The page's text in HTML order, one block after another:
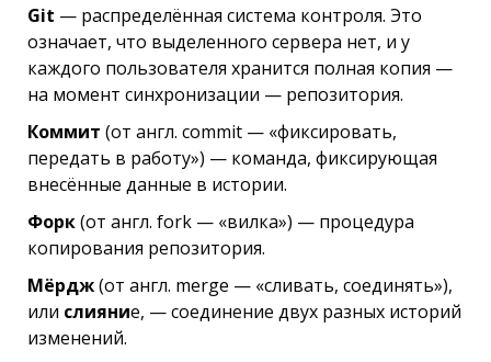
Git — распределённая система контроля. Это
означает, что выделенного сервера нет, и у
каждого пользователя хранится полная копия —
на момент синхронизации — репозитория.
Коммит (от англ. сommit — «фиксировать,
передать в работу») — команда, фиксирующая
внесённые данные в истории.
Форк(от англ. fork — «вилка») — процедура
копирования репозитория.
Мёрдж(от англ. merge — «сливать, соединять»),
или слияние, — соединение двух разных историй
изменений.